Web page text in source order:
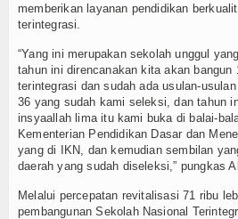
memberikan layanan pendidikan
terintegrasi.
“Yang ini merupakan sekolah unggul
tahun ini direncanakan kita akan bangun
terintegrasi dan sudah ada usulan-
36 yang sudah kami seleksi, dan tahun
insyaallah lima itu kami buka di balai-
Kementerian Pendidikan Dasar dan
yang di IKN, dan kemudian sembilan
daerah yang sudah diseleksi,” pungkas
Melalui percepatan revitalisasi 71 ribu
pembangunan Sekolah Nasional